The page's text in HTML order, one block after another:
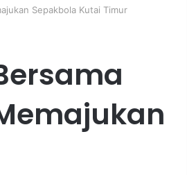
Sepakbola Kutai Timur